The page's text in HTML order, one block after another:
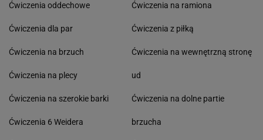
Ćwiczenia oddechowe
Ćwiczenia dla par
Ćwiczenia na brzuch
Ćwiczenia na plecy
Ćwiczenia na szerokie barki
Ćwiczenia 6 Weidera
Ćwiczenia na ramiona
Ćwiczenia z piłką
Ćwiczenia na wewnętrzną stronę
ud
Ćwiczenia na dolne partie
brzucha